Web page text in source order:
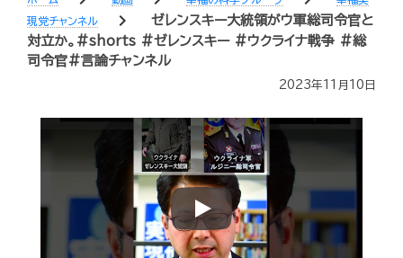
現党チャンネル
chevron_right
ゼレンスキー大統領がウ軍総司令官と
対立か。#shorts #ゼレンスキー #ウクライナ戦争 #総
司令官#言論チャンネル
2023年11月10日
Play